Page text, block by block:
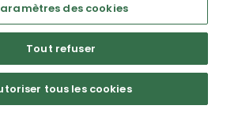
des cookies
Tout refuser
tous les cookies